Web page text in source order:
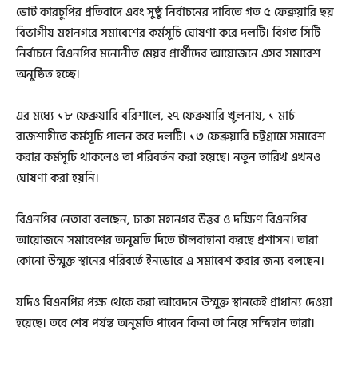
ভোট কারচুপির প্রতিবাদে এবং সুষ্ঠু নির্বাচনের দাবিতে গত ৫ ফেব্রুয়ারি ছয়
বিভাগীয় মহানগরে সমাবেশের কর্মসূচি ঘোষণা করে দলটি। বিগত সিটি
নির্বাচনে বিএনপির মনোনীত মেয়র প্রার্থীদের আয়োজনে এসব সমাবেশ
অনুষ্ঠিত হচ্ছে।
এর মধ্যে ১৮ ফেব্রুয়ারি বরিশালে, ২৭ ফেব্রুয়ারি খুলনায়, ১ মার্চ
রাজশাহীতে কর্মসূচি পালন করে দলটি। ১৩ ফেব্রুয়ারি চট্টগ্রামে সমাবেশ
করার কর্মসূচি থাকলেও তা পরিবর্তন করা হয়েছে। নতুন তারিখ এখনও
ঘোষণা করা হয়নি।
বিএনপির নেতারা বলছেন, ঢাকা মহানগর উত্তর ও দক্ষিণ বিএনপির
আয়োজনে সমাবেশের অনুমতি দিতে টালবাহানা করছে প্রশাসন। তারা
কোনো উম্মুক্ত স্থানের পরিবর্তে ইনডোরে এ সমাবেশ করার জন্য বলছেন।
যদিও বিএনপির পক্ষ থেকে করা আবেদনে উম্মুক্ত স্থানকেই প্রাধান্য দেওয়া
হয়েছে। তবে শেষ পর্যন্ত অনুমতি পাবেন কিনা তা নিয়ে সন্দিহান তারা।